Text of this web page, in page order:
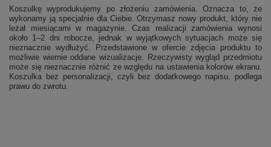
Koszulkę wyprodukujemy po złożeniu zamówienia. Oznacza to, że
wykonamy ją specjalnie dla Ciebie. Otrzymasz nowy produkt, który nie
leżał miesiącami w magazynie. Czas realizacji zamówienia wynosi
około 1–2 dni robocze, jednak w wyjątkowych sytuacjach może się
nieznacznie wydłużyć. Przedstawione w ofercie zdjęcia produktu to
możliwie wiernie oddane wizualizacje. Rzeczywisty wygląd przedmiotu
może się nieznacznie różnić ze względu na ustawienia kolorów ekranu.
Koszulka bez personalizacji, czyli bez dodatkowego napisu, podlega
prawu do zwrotu.